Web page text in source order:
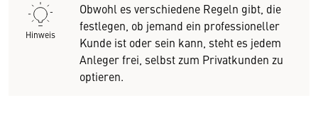
Hinweis
Obwohl es verschiedene Regeln gibt, die
festlegen, ob jemand ein professioneller
Kunde ist oder sein kann, steht es jedem
Anleger frei, selbst zum Privatkunden zu
optieren.